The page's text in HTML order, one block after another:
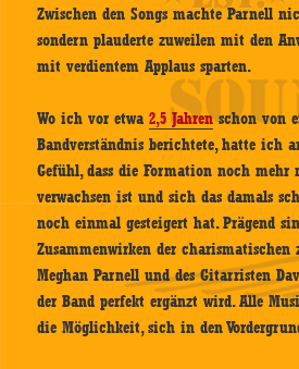
Zwischen den Songs machte Parnell
sondern plauderte zuweilen mit den
mit verdientem Applaus sparten.
Wo ich vor etwa2,5 Jahrenschon von
Bandverständnis berichtete, hatte ich
Gefühl, dass die Formation noch mehr
verwachsen ist und sich das damals
noch einmal gesteigert hat. Prägend
Zusammenwirken der
Meghan Parnell und des Gitarristen
der Band perfekt ergänzt wird. Alle
die Möglichkeit, sich in den